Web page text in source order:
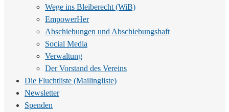
Wege ins Bleiberecht (WiB)
EmpowerHer
Abschiebungen und Abschiebungshaft
Social Media
Verwaltung
Der Vorstand des Vereins
Die Fluchtliste (Mailingliste)
Newsletter
Spenden